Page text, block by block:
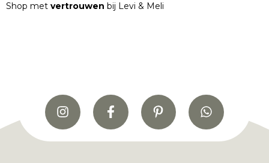
Shop met vertrouwen bij Levi & Meli